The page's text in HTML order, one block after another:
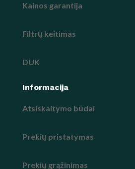
Kainos garantija
Filtrų keitimas
DUK
Informacija
Atsiskaitymo būdai
Prekių pristatymas
Prekių grąžinimas